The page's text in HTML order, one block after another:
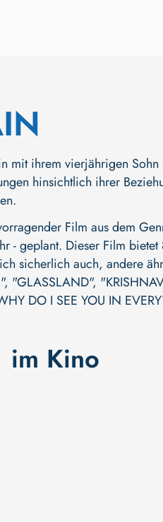
mit ihrem vierjährigen
hinsichtlich ihrer
Film aus dem
- geplant. Dieser Film
sicherlich auch, andere
, "GLASSLAND",
DO I SEE YOU IN
im Kino